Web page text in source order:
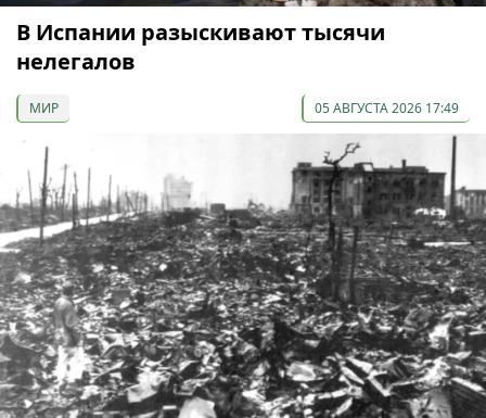
В Испании разыскивают тысячи
нелегалов
МИР 05 АВГУСТА 2026 17:49